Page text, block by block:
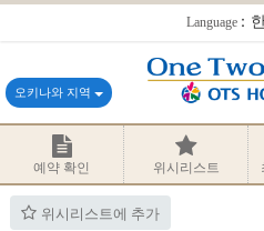
Language：
오키나와 지역
예약 확인 위시리스트
위시리스트에 추가